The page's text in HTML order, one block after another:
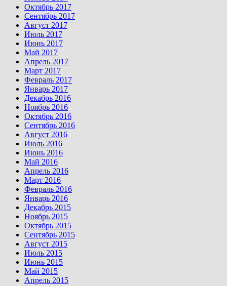
Октябрь 2017
Сентябрь 2017
Август 2017
Июль 2017
Июнь 2017
Май 2017
Апрель 2017
Март 2017
Февраль 2017
Январь 2017
Декабрь 2016
Ноябрь 2016
Октябрь 2016
Сентябрь 2016
Август 2016
Июль 2016
Июнь 2016
Май 2016
Апрель 2016
Март 2016
Февраль 2016
Январь 2016
Декабрь 2015
Ноябрь 2015
Октябрь 2015
Сентябрь 2015
Август 2015
Июль 2015
Июнь 2015
Май 2015
Апрель 2015